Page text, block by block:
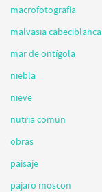
macrofotografía
malvasia cabeciblanca
mar de ontígola
niebla
nieve
nutria común
obras
paisaje
pajaro moscon